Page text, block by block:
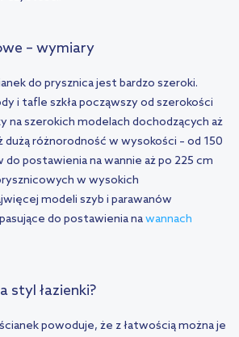
– wymiary
do prysznica jest bardzo szeroki.
i tafle szkła począwszy od szerokości
na szerokich modelach dochodzących aż
dużą różnorodność w wysokości – od 150
postawienia na wannie aż po 225 cm
w wysokich
modeli szyb i parawanów
do postawienia nawannach
styl łazienki?
powoduje, że z łatwością można je